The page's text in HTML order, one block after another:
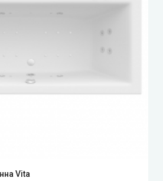
Vita